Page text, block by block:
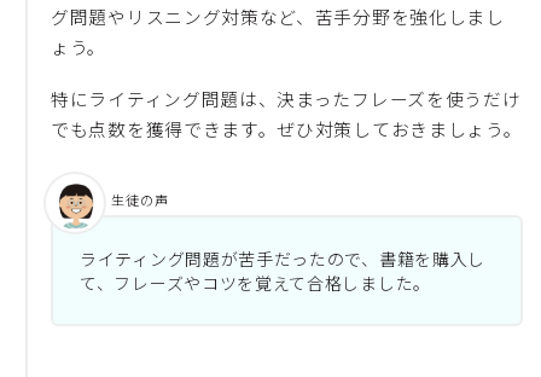
グ問題やリスニング対策など、苦手分野を強化しまし
ょう。
特にライティング問題は、決まったフレーズを使うだけ
でも点数を獲得できます。ぜひ対策しておきましょう。
ライティング問題が苦手だったので、書籍を購入し
て、フレーズやコツを覚えて合格しました。
生徒の声